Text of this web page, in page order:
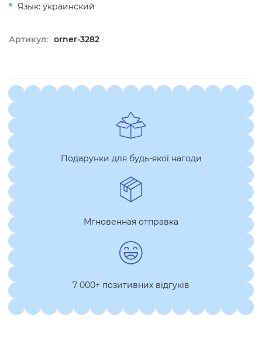
Язык: украинский
Артикул: orner-3282
Подарунки для будь-якої нагоди
Мгновенная отправка
7 000+ позитивних відгуків